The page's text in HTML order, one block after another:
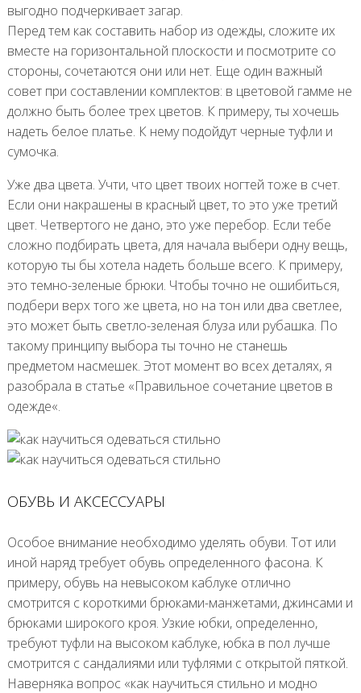
выгодно подчеркивает загар.
Перед тем как составить набор из одежды, сложите их
вместе на горизонтальной плоскости и посмотрите со
стороны, сочетаются они или нет. Еще один важный
совет при составлении комплектов: в цветовой гамме не
должно быть более трех цветов. К примеру, ты хочешь
надеть белое платье. К нему подойдут черные туфли и
сумочка.
Уже два цвета. Учти, что цвет твоих ногтей тоже в счет.
Если они накрашены в красный цвет, то это уже третий
цвет. Четвертого не дано, это уже перебор. Если тебе
сложно подбирать цвета, для начала выбери одну вещь,
которую ты бы хотела надеть больше всего. К примеру,
это темно-зеленые брюки. Чтобы точно не ошибиться,
подбери верх того же цвета, но на тон или два светлее,
это может быть светло-зеленая блуза или рубашка. По
такому принципу выбора ты точно не станешь
предметом насмешек. Этот момент во всех деталях, я
разобрала в статье «Правильное сочетание цветов в
одежде«.
ОБУВЬ И АКСЕССУАРЫ
Особое внимание необходимо уделять обуви. Тот или
иной наряд требует обувь определенного фасона. К
примеру, обувь на невысоком каблуке отлично
смотрится с короткими брюками-манжетами, джинсами и
брюками широкого кроя. Узкие юбки, определенно,
требуют туфли на высоком каблуке, юбка в пол лучше
смотрится с сандалиями или туфлями с открытой пяткой.
Наверняка вопрос «как научиться стильно и модно